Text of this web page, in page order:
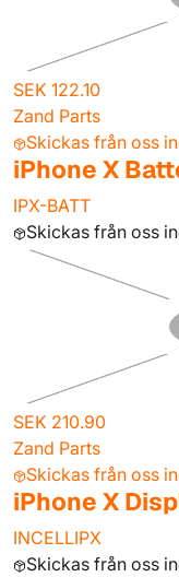
SEK 122.10
Zand Parts
Skickas från oss
iPhone X
IPX-BATT
Skickas från oss
SEK 210.90
Zand Parts
Skickas från oss
iPhone X
INCELLIPX
Skickas från oss